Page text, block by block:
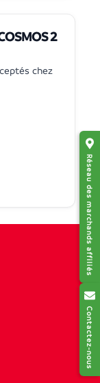
Réseau des marchands affiliés
Contactez-nous
2
chez